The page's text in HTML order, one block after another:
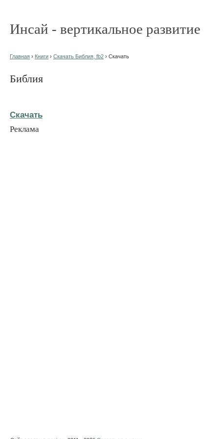
Инсай - вертикальное развитие
Главная › Книги › Скачать Библия, fb2 › Скачать
Библия
Скачать
Реклама